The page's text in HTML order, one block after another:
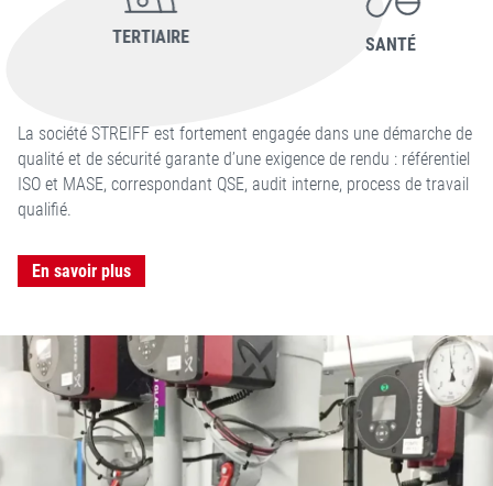
TERTIAIRE SANTÉ
La société STREIFF est fortement engagée dans une démarche de
qualité et de sécurité garante d’une exigence de rendu : référentiel
ISO et MASE, correspondant QSE, audit interne, process de travail
qualifié.
En savoir plus